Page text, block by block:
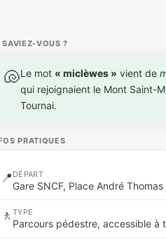
SAVIEZ-VOUS ?
🐚Le mot « miclèwes » vient de
qui rejoignaient le Mont Saint-
Tournai.
PRATIQUES
📍 DÉPART
Gare SNCF, Place André
🚶 TYPE
Parcours pédestre, accessible à